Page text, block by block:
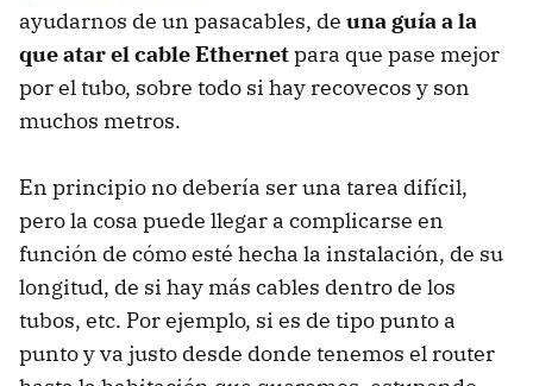
ayudarnos de un pasacables, de una guía a la
que atar el cable Ethernetpara que pase mejor
por el tubo, sobre todo si hay recovecos y son
muchos metros.
En principio no debería ser una tarea difícil,
pero la cosa puede llegar a complicarse en
función de cómo esté hecha la instalación, de su
longitud, de si hay más cables dentro de los
tubos, etc. Por ejemplo, si es de tipo punto a
punto y va justo desde donde tenemos el router